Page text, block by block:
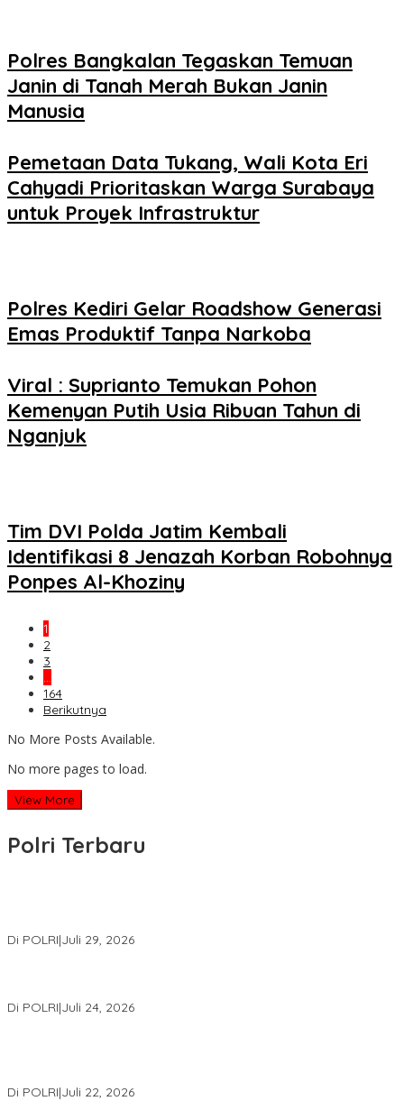
Polres Bangkalan Tegaskan Temuan
Janin di Tanah Merah Bukan Janin
Manusia
Pemetaan Data Tukang, Wali Kota Eri
Cahyadi Prioritaskan Warga Surabaya
untuk Proyek Infrastruktur
Polres Kediri Gelar Roadshow Generasi
Emas Produktif Tanpa Narkoba
Viral : Suprianto Temukan Pohon
Kemenyan Putih Usia Ribuan Tahun di
Nganjuk
Tim DVI Polda Jatim Kembali
Identifikasi 8 Jenazah Korban Robohnya
Ponpes Al-Khoziny
1
2
3
…
164
Berikutnya
No More Posts Available.
No more pages to load.
View More
Polri Terbaru
Di POLRI|Juli 29, 2026
Di POLRI|Juli 24, 2026
Di POLRI|Juli 22, 2026